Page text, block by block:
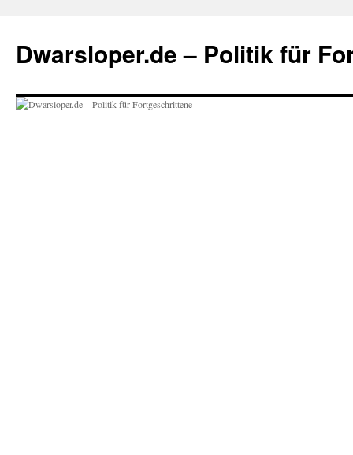
springen
Dwarsloper.de – Politik für